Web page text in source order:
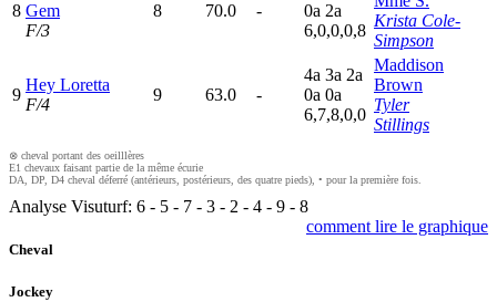
8 Gem
F/3
8 70.0 -
0a 2a
6,0,0,0,8
Krista Cole-
Simpson
9
Hey Loretta
F/4
9 63.0 -
4a 3a 2a
0a 0a
6,7,8,0,0
Maddison
Brown
Tyler
Stillings
⊗ cheval portant des oeilllères
E1 chevaux faisant partie de la même écurie
DA, DP, D4 cheval déferré (antérieurs, postérieurs, des quatre pieds), • pour la première fois.
Analyse Visuturf: 6 - 5 - 7 - 3 - 2 - 4 - 9 - 8
comment lire le graphique
Cheval
Jockey